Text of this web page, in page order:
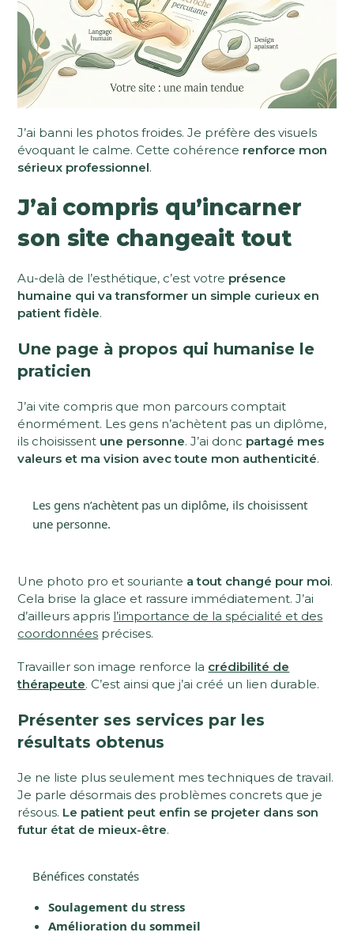
J’ai banni les photos froides. Je préfère des visuels
évoquant le calme. Cette cohérence renforce mon
sérieux professionnel.
J’ai compris qu’incarner
son site changeait tout
Au-delà de l’esthétique, c’est votre présence
humaine qui va transformer un simple curieux en
patient fidèle.
Une page à propos qui humanise le
praticien
J’ai vite compris que mon parcours comptait
énormément. Les gens n’achètent pas un diplôme,
ils choisissent une personne. J’ai donc partagé mes
valeurs et ma vision avec toute mon authenticité.
Les gens n’achètent pas un diplôme, ils choisissent
une personne.
Une photo pro et souriante a tout changé pour moi.
Cela brise la glace et rassure immédiatement. J’ai
d’ailleurs appris l’importance de la spécialité et des
coordonnées précises.
Travailler son image renforce la crédibilité de
thérapeute. C’est ainsi que j’ai créé un lien durable.
Présenter ses services par les
résultats obtenus
Je ne liste plus seulement mes techniques de travail.
Je parle désormais des problèmes concrets que je
résous. Le patient peut enfin se projeter dans son
futur état de mieux-être.
Bénéfices constatés
Soulagement du stress
Amélioration du sommeil